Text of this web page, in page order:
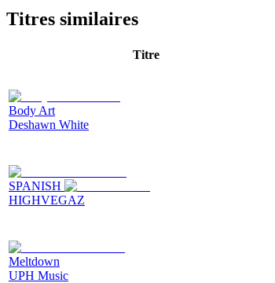
Titres similaires
Titre
Body Art
Deshawn White
SPANISH
HIGHVEGAZ
Meltdown
UPH Music